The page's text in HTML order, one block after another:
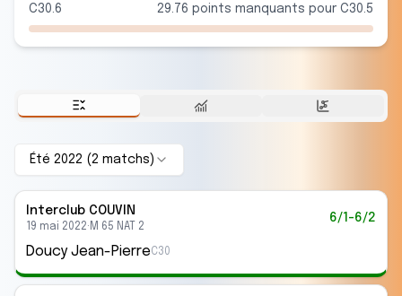
C30.6 29.76 points manquants pour C30.5
Été 2022 (2 matchs )
Interclub COUVIN
19 mai 2022· M 65 NAT 2
6/1-6/2
Doucy Jean-PierreC30